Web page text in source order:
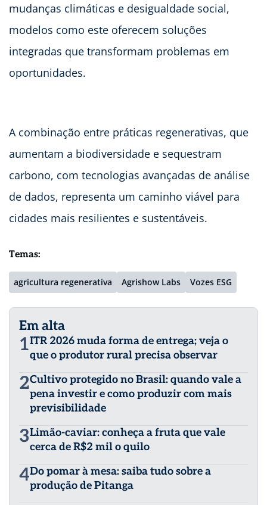
mudanças climáticas e desigualdade social,
modelos como este oferecem soluções
integradas que transformam problemas em
oportunidades.
A combinação entre práticas regenerativas, que
aumentam a biodiversidade e sequestram
carbono, com tecnologias avançadas de análise
de dados, representa um caminho viável para
cidades mais resilientes e sustentáveis.
Temas:
agricultura regenerativa Agrishow Labs Vozes ESG
Em alta
1ITR 2026 muda forma de entrega; veja o
que o produtor rural precisa observar
2Cultivo protegido no Brasil: quando vale a
pena investir e como produzir com mais
previsibilidade
3Limão-caviar: conheça a fruta que vale
cerca de R$2 mil o quilo
4Do pomar à mesa: saiba tudo sobre a
produção de Pitanga